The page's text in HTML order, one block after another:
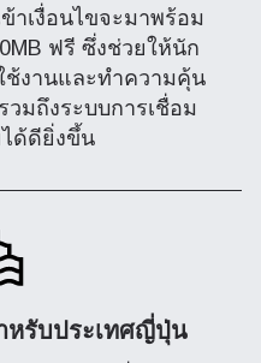
าเงื่อนไขจะมาพร้อม
ฟรี ซึ่งช่วยให้นัก
ช้งานและทำความคุ้น
วมถึงระบบการเชื่อม
ด้ดียิ่งขึ้น
หรับประเทศญี่ปุ่น